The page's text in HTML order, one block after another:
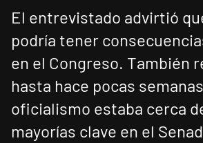
El entrevistado advirtió
podría tener
en el Congreso. También
hasta hace pocas
oficialismo estaba cerca
mayorías clave en el